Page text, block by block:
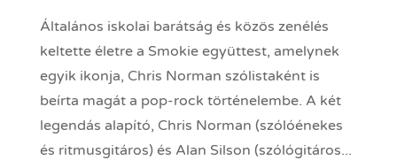
Általános iskolai barátság és közös zenélés
keltette életre a Smokie együttest, amelynek
egyik ikonja, Chris Norman szólistaként is
beírta magát a pop-rock történelembe. A két
legendás alapító, Chris Norman (szólóénekes
és ritmusgitáros) és Alan Silson (szólógitáros...